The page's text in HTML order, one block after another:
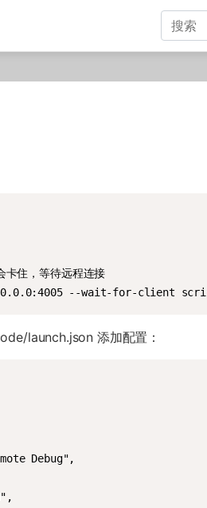
住，等待远程连接
--wait-for-client
launch.json 添加配置：
Debug",